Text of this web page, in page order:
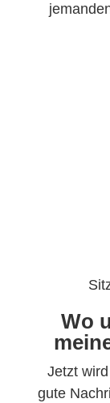
Wo
Jetzt
gute